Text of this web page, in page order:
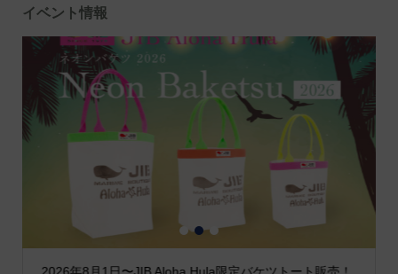
イベント情報
2026年8月1日〜JIB Aloha Hula限定バケツトート販売！
1 2 3